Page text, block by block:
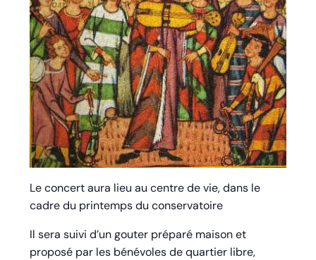
Le concert aura lieu au centre de vie, dans le
cadre du printemps du conservatoire
Il sera suivi d’un gouter préparé maison et
proposé par les bénévoles de quartier libre,